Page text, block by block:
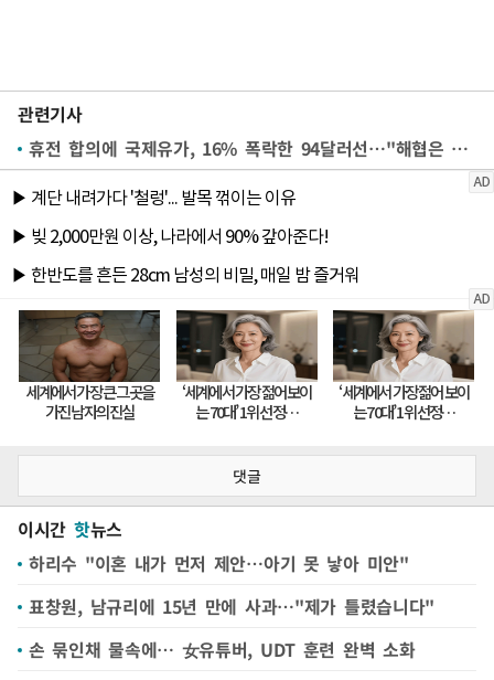
관련기사
휴전 합의에 국제유가, 16% 폭락한 94달러선…"해협은 아직 불안"
댓글
이시간 핫뉴스
하리수 "이혼 내가 먼저 제안…아기 못 낳아 미안"
표창원, 남규리에 15년 만에 사과…"제가 틀렸습니다"
손 묶인채 물속에… 女유튜버, UDT 훈련 완벽 소화